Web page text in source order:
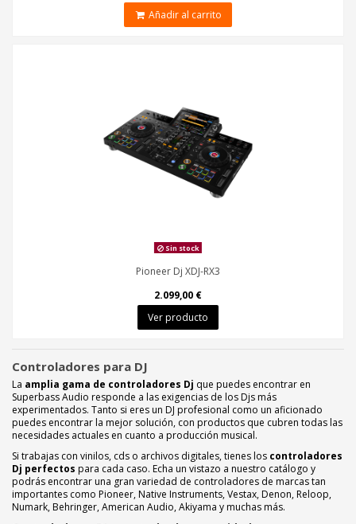
Añadir al carrito
Sin stock
Pioneer Dj XDJ-RX3
2.099,00 €
Ver producto
Controladores para DJ
La amplia gama de controladores Dj que puedes encontrar en
Superbass Audio responde a las exigencias de los Djs más
experimentados. Tanto si eres un DJ profesional como un aficionado
puedes encontrar la mejor solución, con productos que cubren todas las
necesidades actuales en cuanto a producción musical.
Si trabajas con vinilos, cds o archivos digitales, tienes los controladores
Dj perfectos para cada caso. Echa un vistazo a nuestro catálogo y
podrás encontrar una gran variedad de controladores de marcas tan
importantes como Pioneer, Native Instruments, Vestax, Denon, Reloop,
Numark, Behringer, American Audio, Akiyama y muchas más.